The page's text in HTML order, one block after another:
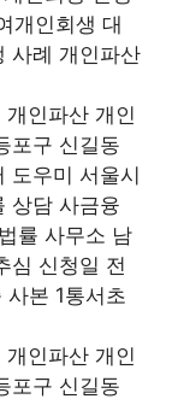
개인회생 대
사례 개인파산
인파산 개인
포구 신길동
도우미 서울시
상담 사금융
률 사무소 남
심 신청일 전
본 1통서초
인파산 개인
포구 신길동